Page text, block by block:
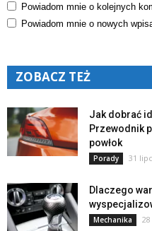
Powiadom mnie o kolejnych
Powiadom mnie o nowych
ZOBACZ TEŻ
Jak dobrać
Przewodnik
powłok
Porady 31
Dlaczego
Mechanika